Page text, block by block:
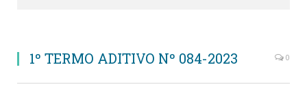
1º TERMO ADITIVO Nº 084-2023 0